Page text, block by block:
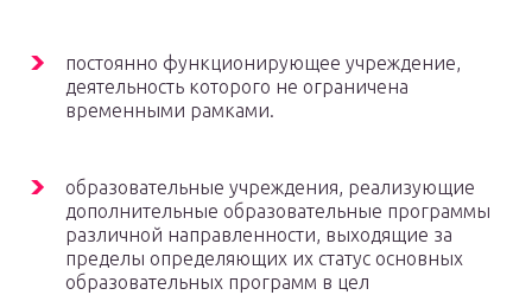
постоянно функционирующее учреждение,
деятельность которого не ограничена
временными рамками.
образовательные учреждения, реализующие
дополнительные образовательные программы
различной направленности, выходящие за
пределы определяющих их статус основных
образовательных программ в цел